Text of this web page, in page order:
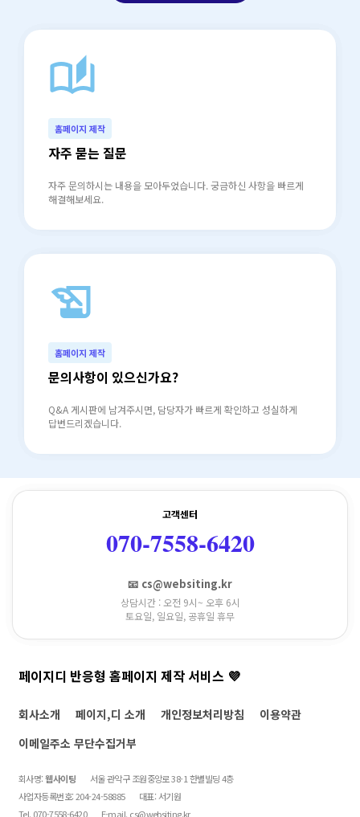
auto_stories
홈페이지 제작
자주 묻는 질문
자주 문의하시는 내용을 모아두었습니다. 궁금하신 사항을 빠르게
해결해보세요.
history_edu
홈페이지 제작
문의사항이 있으신가요?
Q&A 게시판에 남겨주시면, 담당자가 빠르게 확인하고 성실하게
답변드리겠습니다.
고객센터
070-7558-6420
📧 cs@websiting.kr
상담시간 : 오전 9시~ 오후 6시
토요일, 일요일, 공휴일 휴무
페이지디 반응형 홈페이지 제작 서비스 💜
회사소개 페이지,디 소개 개인정보처리방침
이용약관
이메일주소 무단수집거부
회사명:웹사이팅
서울 관악구 조원중앙로 38-1 한별빌딩 4층
사업자등록번호: 204-24-58885
대표: 서기원
Tel. 070-7558-6420
E-mail. cs@websiting.kr